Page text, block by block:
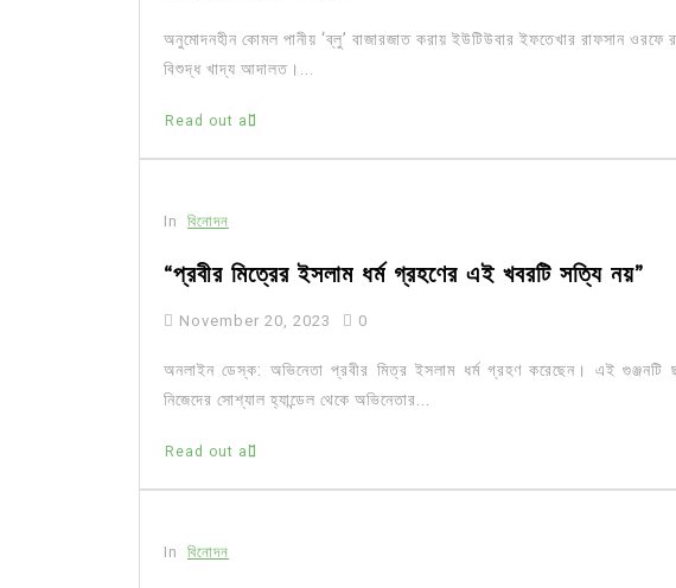
অনুমোদনহীন কোমল পানীয় ‘ব্লু’ বাজারজাত করায় ইউটিউবার ইফতেখার রাফসান ওরফে
বিশুদ্ধ খাদ্য আদালত।...
Read out all
In বিনোদন
“প্রবীর মিত্রের ইসলাম ধর্ম গ্রহণের এই খবরটি সত্যি নয়”
November 20, 2023 0
অনলাইন ডেস্ক: অভিনেতা প্রবীর মিত্র ইসলাম ধর্ম গ্রহণ করেছেন। এই গুঞ্জনটি
নিজেদের সোশ্যাল হ্যান্ডেল থেকে অভিনেতার...
Read out all
In বিনোদন